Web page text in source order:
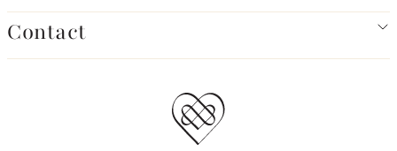
Contact